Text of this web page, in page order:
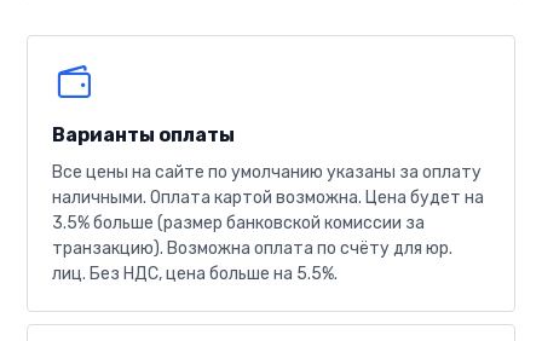
Варианты оплаты
Все цены на сайте по умолчанию указаны за оплату
наличными. Оплата картой возможна. Цена будет на
3.5% больше (размер банковской комиссии за
транзакцию). Возможна оплата по счёту для юр.
лиц. Без НДС, цена больше на 5.5%.